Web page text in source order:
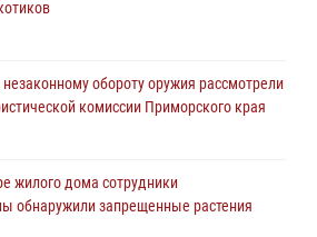
обороту оружия рассмотрели
комиссии Приморского края
жилого дома сотрудники
обнаружили запрещенные растения